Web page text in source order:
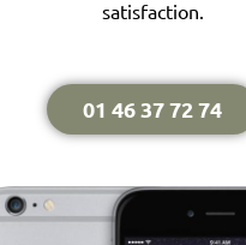
satisfaction.
01 46 37 72 74